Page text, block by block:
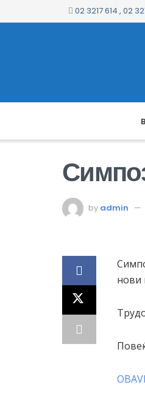
02 3217 614 , 02
by admin
нови